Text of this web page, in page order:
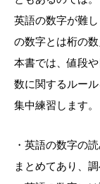
英語の数字が難
の数字とは桁の
本書では、値段
数に関するルー
集中練習します。
・英語の数字の
まとめてあり、